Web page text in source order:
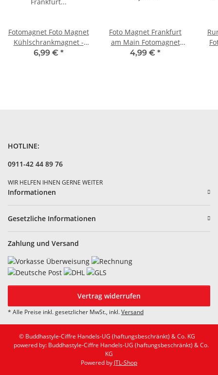
Fotomagnet Foto Magnet
Kühlschrankmagnet -
Frankfurt am Main
6,99 € *
Foto Magnet Frankfurt
am Main Fotomagnet
Skyline Deutschland
4,99 € *
HOTLINE:
0911-42 44 89 76
WIR HELFEN IHNEN GERNE WEITER
Informationen
Gesetzliche Informationen
Zahlung und Versand
Vertrag widerrufen
* Alle Preise inkl. gesetzlicher MwSt., inkl.Versand
© Buddhastyle-Ciffre Handels-UG (haftungsbeschränkt) & Co. KG
powered by: Buddhastyle-Ciffre Handels-UG (haftungsbeschränkt) & Co.
KG
Powered by JTL-Shop